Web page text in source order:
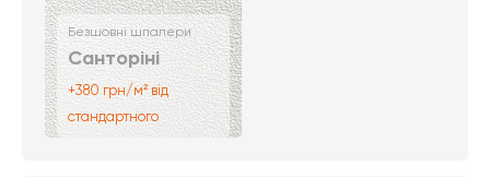
Безшовні шпалери
Санторіні
+380 грн/м² від
стандартного